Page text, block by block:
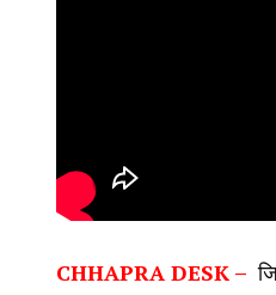
CHHAPRA DESK –